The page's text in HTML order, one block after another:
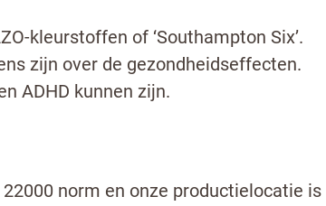
kleurstoffen of ‘Southampton Six’.
zijn over de gezondheidseffecten.
ADHD kunnen zijn.
norm en onze productielocatie is